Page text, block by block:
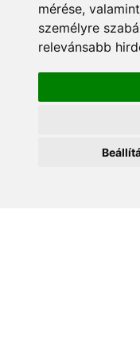
mérése,
személyre
relevánsabb